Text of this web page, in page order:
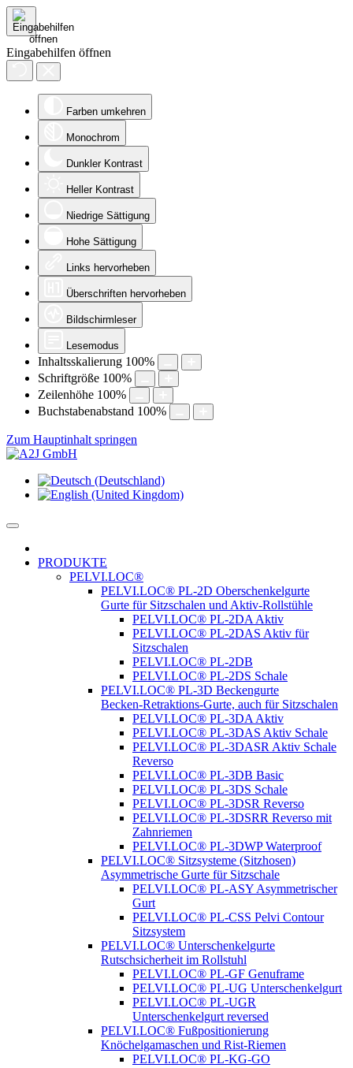
Eingabehilfen öffnen
Farben umkehren
Monochrom
Dunkler Kontrast
Heller Kontrast
Niedrige Sättigung
Hohe Sättigung
Links hervorheben
Überschriften hervorheben
Bildschirmleser
Lesemodus
Inhaltsskalierung 100%
Schriftgröße 100%
Zeilenhöhe 100%
Buchstabenabstand 100%
Zum Hauptinhalt springen
PRODUKTE
PELVI.LOC®
PELVI.LOC® PL-2D Oberschenkelgurte
Gurte für Sitzschalen und Aktiv-Rollstühle
PELVI.LOC® PL-2DA Aktiv
PELVI.LOC® PL-2DAS Aktiv für
Sitzschalen
PELVI.LOC® PL-2DB
PELVI.LOC® PL-2DS Schale
PELVI.LOC® PL-3D Beckengurte
Becken-Retraktions-Gurte, auch für Sitzschalen
PELVI.LOC® PL-3DA Aktiv
PELVI.LOC® PL-3DAS Aktiv Schale
PELVI.LOC® PL-3DASR Aktiv Schale
Reverso
PELVI.LOC® PL-3DB Basic
PELVI.LOC® PL-3DS Schale
PELVI.LOC® PL-3DSR Reverso
PELVI.LOC® PL-3DSRR Reverso mit
Zahnriemen
PELVI.LOC® PL-3DWP Waterproof
PELVI.LOC® Sitzsysteme (Sitzhosen)
Asymmetrische Gurte für Sitzschale
PELVI.LOC® PL-ASY Asymmetrischer
Gurt
PELVI.LOC® PL-CSS Pelvi Contour
Sitzsystem
PELVI.LOC® Unterschenkelgurte
Rutschsicherheit im Rollstuhl
PELVI.LOC® PL-GF Genuframe
PELVI.LOC® PL-UG Unterschenkelgurt
PELVI.LOC® PL-UGR
Unterschenkelgurt reversed
PELVI.LOC® Fußpositionierung
Knöchelgamaschen und Rist-Riemen
PELVI.LOC® PL-KG-GO